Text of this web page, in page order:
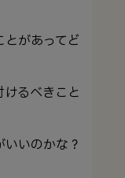
があってど
るべきこと
いのかな？